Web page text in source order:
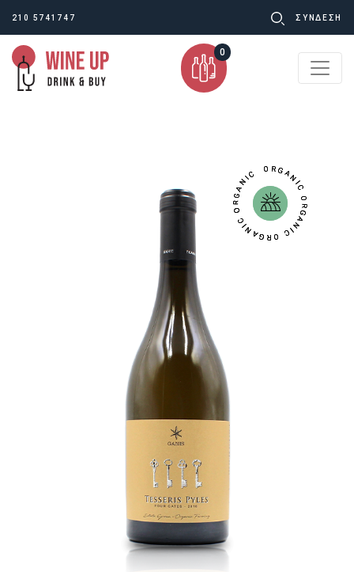
210 5741747 ΣΥΝΔΕΣΗ
0